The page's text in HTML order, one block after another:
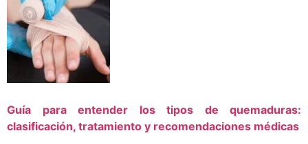
Guía para entender los tipos de quemaduras:
clasificación, tratamiento y recomendaciones médicas